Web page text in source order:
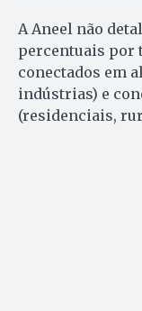
A Aneel não
percentuais por
conectados em
indústrias) e
(residenciais,